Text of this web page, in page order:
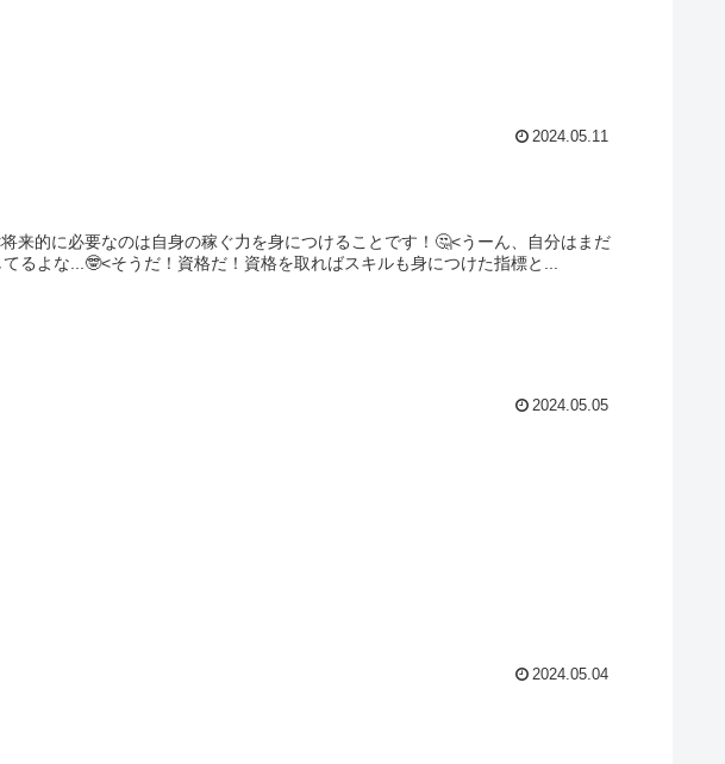
2024.05.11
来的に必要なのは自身の稼ぐ力を身につけることです！🤔<うーん、自分はまだ
るよな...🤓<そうだ！資格だ！資格を取ればスキルも身につけた指標と...
2024.05.05
2024.05.04